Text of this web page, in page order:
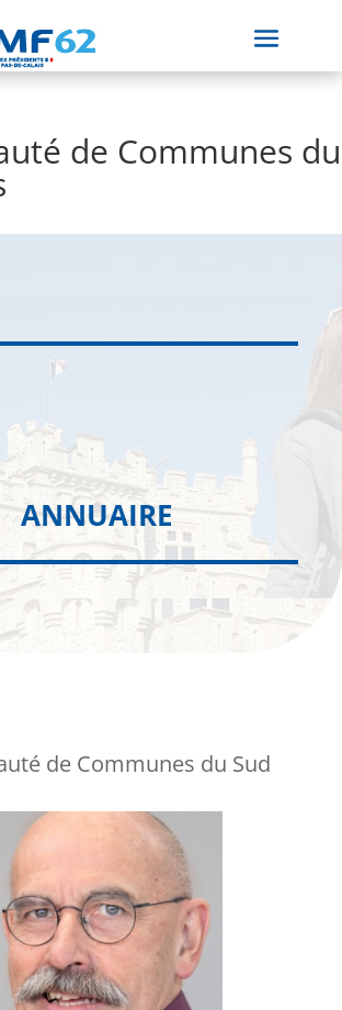
de Communes du
ANNUAIRE
de Communes du Sud